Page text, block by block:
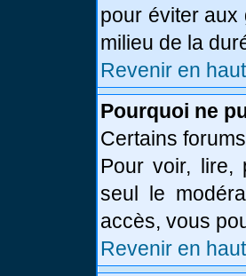
pour éviter aux
milieu de la
Revenir en haut
Pourquoi ne
Certains
Pour voir, lire,
seul le
accès, vous
Revenir en haut